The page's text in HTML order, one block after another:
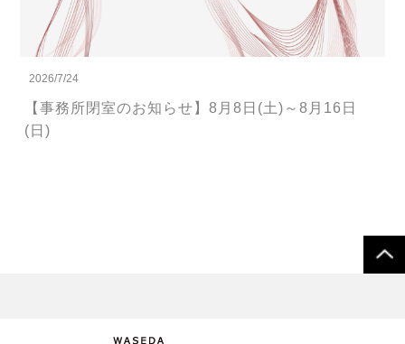
2026/7/24
【事務所閉室のお知らせ】8月8日(土)～8月16日
(日)